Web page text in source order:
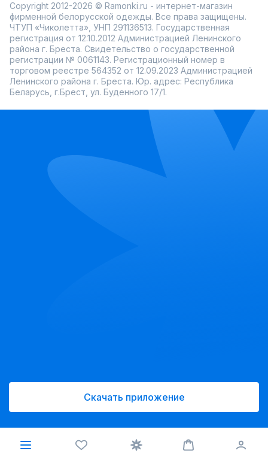
Copyright 2012-2026 © Ramonki.ru - интернет-магазин
фирменной белорусской одежды. Все права защищены.
ЧТУП «Чиколетта», УНП 291136513. Государственная
регистрация от 12.10.2012 Администрацией Ленинского
района г. Бреста. Свидетельство о государственной
регистрации № 0061143. Регистрационный номер в
торговом реестре 564352 от 12.09.2023 Администрацией
Ленинского района г. Бреста. Юр. адрес: Республика
Беларусь, г.Брест, ул. Буденного 17/1.
Скачать приложение